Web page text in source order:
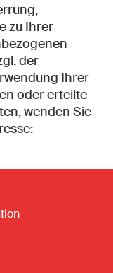
zu Ihrer
der
Ihrer
oder erteilte
wenden Sie